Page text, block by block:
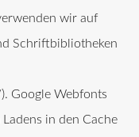
wir auf
Schriftbibliotheken
). Google Webfonts
in den Cache